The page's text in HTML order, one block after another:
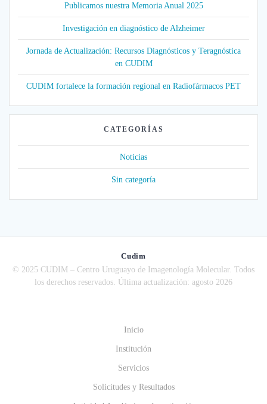
Publicamos nuestra Memoria Anual 2025
Investigación en diagnóstico de Alzheimer
Jornada de Actualización: Recursos Diagnósticos y Teragnóstica
en CUDIM
CUDIM fortalece la formación regional en Radiofármacos PET
CATEGORÍAS
Noticias
Sin categoría
Cudim
© 2025 CUDIM – Centro Uruguayo de Imagenología Molecular. Todos
los derechos reservados. Última actualización: agosto 2026
Inicio
Institución
Servicios
Solicitudes y Resultados